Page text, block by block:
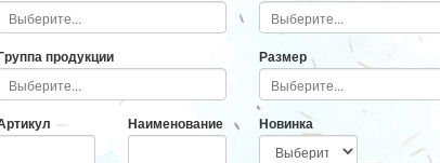
продукции Размер
Наименование Новинка